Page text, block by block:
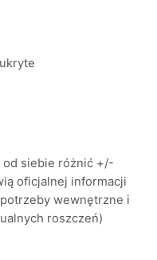
od siebie różnić +/-
oficjalnej informacji
wewnętrzne i
roszczeń)